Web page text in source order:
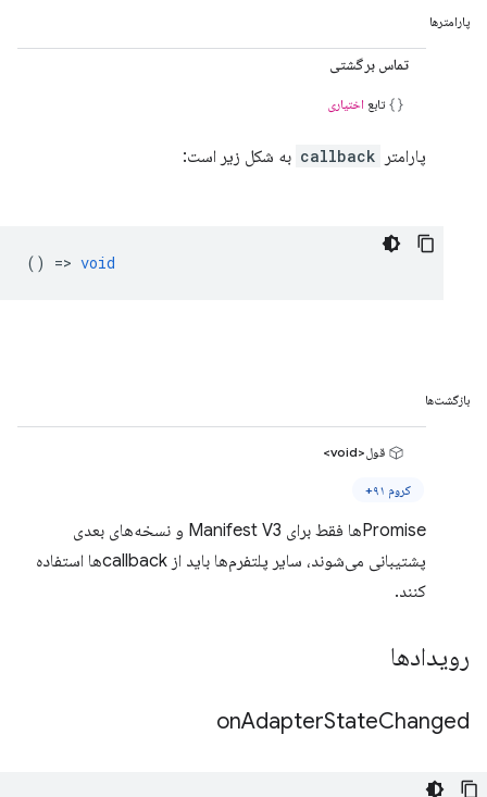
پارامترها
تماس برگشتی
تابع اختیاری
پارامتر callback به شکل زیر است:
() => void
بازگشت‌ها
قول<void>
کروم ۹۱+
Promiseها فقط برای Manifest V3 و نسخه‌های بعدی
پشتیبانی می‌شوند، سایر پلتفرم‌ها باید از callbackها استفاده
کنند.
رویدادها
onAdapterStateChanged